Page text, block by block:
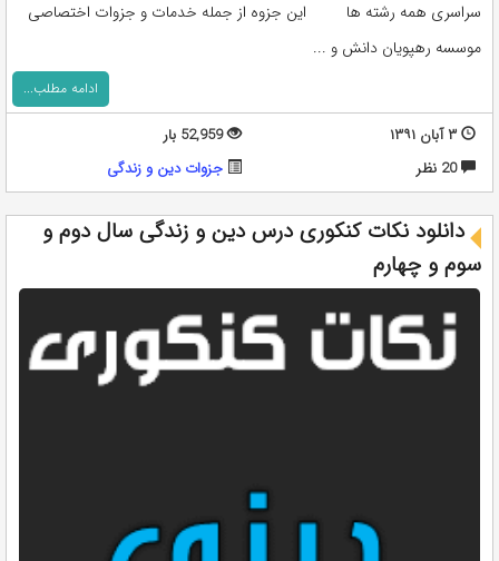
سراسری همه رشته ها این جزوه از جمله خدمات و جزوات اختصاصی
موسسه رهپویان دانش و ...
ادامه مطلب...
۳ آبان ۱۳۹۱
52,959 بار
20 نظر
جزوات دین و زندگی
دانلود نکات کنکوری درس دین و زندگی سال دوم و
سوم و چهارم